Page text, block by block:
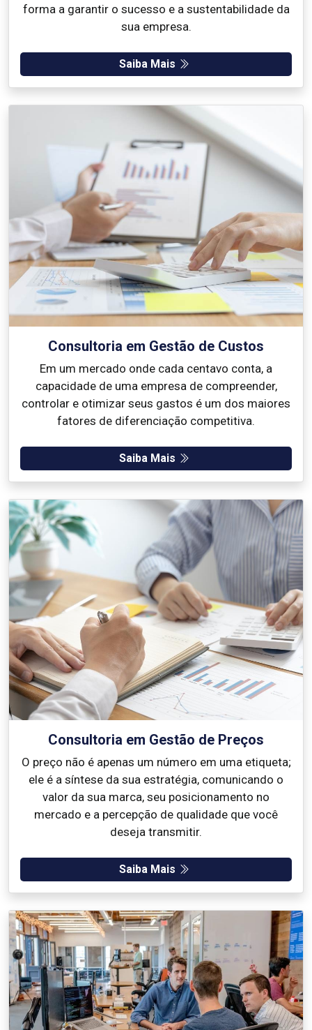
forma a garantir o sucesso e a sustentabilidade da
sua empresa.
Saiba Mais
Consultoria em Gestão de Custos
Em um mercado onde cada centavo conta, a
capacidade de uma empresa de compreender,
controlar e otimizar seus gastos é um dos maiores
fatores de diferenciação competitiva.
Saiba Mais
Consultoria em Gestão de Preços
O preço não é apenas um número em uma etiqueta;
ele é a síntese da sua estratégia, comunicando o
valor da sua marca, seu posicionamento no
mercado e a percepção de qualidade que você
deseja transmitir.
Saiba Mais